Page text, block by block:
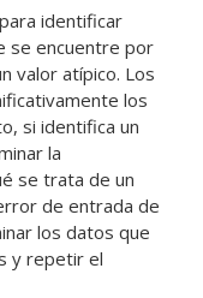
identificar
se encuentre por
valor atípico. Los
los
si identifica un
la
se trata de un
de entrada de
los datos que
y repetir el